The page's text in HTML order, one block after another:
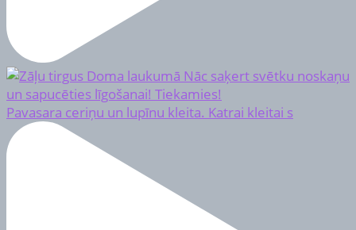
Pavasara ceriņu un lupīnu kleita. Katrai kleitai s